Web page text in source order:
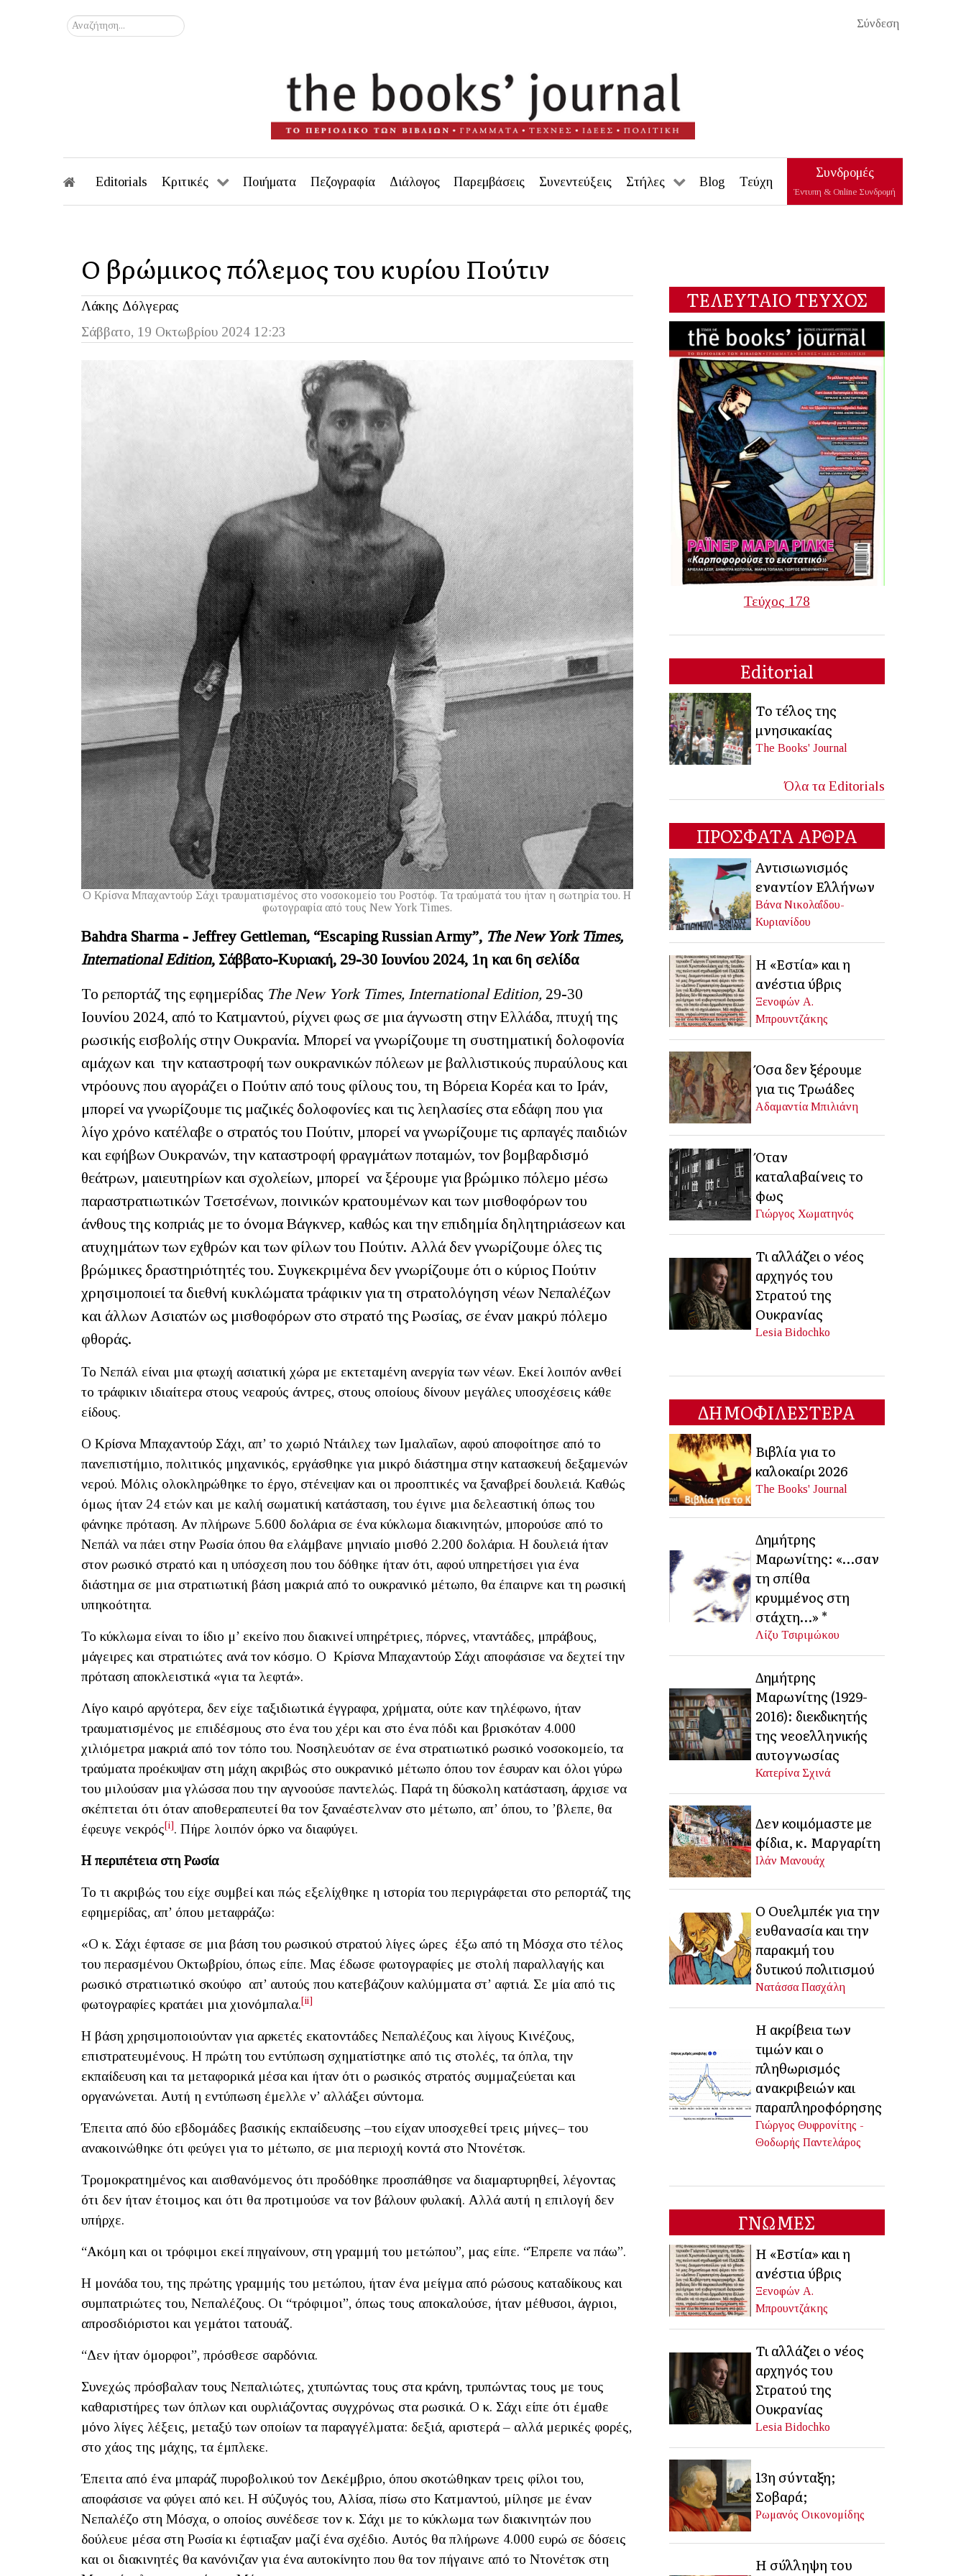
Σύνδεση
Αναζήτηση...
Editorials Κριτικές Ποιήματα Πεζογραφία Διάλογος Παρεμβάσεις Συνεντεύξεις Στήλες Blog Τεύχη
Συνδρομές
Έντυπη & Online Συνδρομή
Ο βρώμικος πόλεμος του κυρίου Πούτιν
Λάκης Δόλγερας
Σάββατο, 19 Οκτωβρίου 2024 12:23
Ο Κρίσνα Μπαχαντούρ Σάχι τραυματισμένος στο νοσοκομείο του Ροστόφ. Τα τραύματά του ήταν η σωτηρία του. Η
φωτογραφία από τους Νew York Times.
Bahdra Sharma - Jeffrey Gettleman, “Escaping Russian Army”, The New York Times,
International Edition, Σάββατο-Κυριακή, 29-30 Ιουνίου 2024, 1η και6η σελίδα
Το ρεπορτάζ της εφημερίδας The New York Times, International Edition, 29-30
Ιουνίου 2024, από το Κατμαντού, ρίχνει φως σε μια άγνωστη στην Ελλάδα, πτυχή της
ρωσικής εισβολής στην Ουκρανία. Μπορεί να γνωρίζουμε τη συστηματική δολοφονία
αμάχων και την καταστροφή των ουκρανικών πόλεων με βαλλιστικούς πυραύλους και
ντρόουνς που αγοράζει ο Πούτιν από τους φίλους του, τη Βόρεια Κορέα και το Ιράν,
μπορεί να γνωρίζουμε τις μαζικές δολοφονίες και τις λεηλασίες στα εδάφη που για
λίγο χρόνο κατέλαβε ο στρατός του Πούτιν, μπορεί να γνωρίζουμε τις αρπαγές παιδιών
και εφήβων Ουκρανών, την καταστροφή φραγμάτων ποταμών, τον βομβαρδισμό
θεάτρων, μαιευτηρίων και σχολείων, μπορεί να ξέρουμε για βρώμικο πόλεμο μέσω
παραστρατιωτικών Τσετσένων, ποινικών κρατουμένων και των μισθοφόρων του
άνθους της κοπριάς με το όνομα Βάγκνερ, καθώς και την επιδημία δηλητηριάσεων και
ατυχημάτων των εχθρών και των φίλων του Πούτιν. Αλλά δεν γνωρίζουμε όλες τις
βρώμικες δραστηριότητές του. Συγκεκριμένα δεν γνωρίζουμε ότι ο κύριος Πούτιν
χρησιμοποιεί τα διεθνή κυκλώματα τράφικιν για τη στρατολόγηση νέων Νεπαλέζων
και άλλων Ασιατών ως μισθοφόρων στο στρατό της Ρωσίας, σε έναν μακρύ πόλεμο
φθοράς.
Το Νεπάλ είναι μια φτωχή ασιατική χώρα με εκτεταμένη ανεργία των νέων. Εκεί λοιπόν ανθεί
το τράφικιν ιδιαίτερα στους νεαρούς άντρες, στους οποίους δίνουν μεγάλες υποσχέσεις κάθε
είδους.
Ο Κρίσνα Μπαχαντούρ Σάχι, απ’ το χωριό Ντάιλεχ των Ιμαλαΐων, αφού αποφοίτησε από το
πανεπιστήμιο, πολιτικός μηχανικός, εργάσθηκε για μικρό διάστημα στην κατασκευή δεξαμενών
νερού. Μόλις ολοκληρώθηκε το έργο, στένεψαν και οι προοπτικές να ξαναβρεί δουλειά. Καθώς
όμως ήταν 24 ετών και με καλή σωματική κατάσταση, του έγινε μια δελεαστική όπως του
φάνηκε πρόταση. Αν πλήρωνε 5.600 δολάρια σε ένα κύκλωμα διακινητών, μπορούσε από το
Νεπάλ να πάει στην Ρωσία όπου θα ελάμβανε μηνιαίο μισθό 2.200 δολάρια. Η δουλειά ήταν
στον ρωσικό στρατό και η υπόσχεση που του δόθηκε ήταν ότι, αφού υπηρετήσει για ένα
διάστημα σε μια στρατιωτική βάση μακριά από το ουκρανικό μέτωπο, θα έπαιρνε και τη ρωσική
υπηκοότητα.
Το κύκλωμα είναι το ίδιο μ’ εκείνο που διακινεί υπηρέτριες, πόρνες, νταντάδες, μπράβους,
μάγειρες και στρατιώτες ανά τον κόσμο. Ο Κρίσνα Μπαχαντούρ Σάχι αποφάσισε να δεχτεί την
πρόταση αποκλειστικά «για τα λεφτά».
Λίγο καιρό αργότερα, δεν είχε ταξιδιωτικά έγγραφα, χρήματα, ούτε καν τηλέφωνο, ήταν
τραυματισμένος με επιδέσμους στο ένα του χέρι και στο ένα πόδι και βρισκόταν 4.000
χιλιόμετρα μακριά από τον τόπο του. Νοσηλευόταν σε ένα στρατιωτικό ρωσικό νοσοκομείο, τα
τραύματα προέκυψαν στη μάχη ακριβώς στο ουκρανικό μέτωπο όπου τον έσυραν και όλοι γύρω
του μιλούσαν μια γλώσσα που την αγνοούσε παντελώς. Παρά τη δύσκολη κατάσταση, άρχισε να
σκέπτεται ότι όταν αποθεραπευτεί θα τον ξαναέστελναν στο μέτωπο, απ’ όπου, το ’βλεπε, θα
έφευγε νεκρός[i]. Πήρε λοιπόν όρκο να διαφύγει.
Η περιπέτεια στη Ρωσία
Το τι ακριβώς του είχε συμβεί και πώς εξελίχθηκε η ιστορία του περιγράφεται στο ρεπορτάζ της
εφημερίδας, απ’ όπου μεταφράζω:
«Ο κ. Σάχι έφτασε σε μια βάση του ρωσικού στρατού λίγες ώρες έξω από τη Μόσχα στο τέλος
του περασμένου Οκτωβρίου, όπως είπε. Μας έδωσε φωτογραφίες με στολή παραλλαγής και
ρωσικό στρατιωτικό σκούφο απ’ αυτούς που κατεβάζουν καλύμματα στ’ αφτιά. Σε μία από τις
φωτογραφίες κρατάει μια χιονόμπαλα.[ii]
Η βάση χρησιμοποιούνταν για αρκετές εκατοντάδες Νεπαλέζους και λίγους Κινέζους,
επιστρατευμένους. Η πρώτη του εντύπωση σχηματίστηκε από τις στολές, τα όπλα, την
εκπαίδευση και τα μεταφορικά μέσα και ήταν ότι ο ρωσικός στρατός συμμαζεύεται και
οργανώνεται. Αυτή η εντύπωση έμελλε ν’ αλλάξει σύντομα.
Έπειτα από δύο εβδομάδες βασικής εκπαίδευσης –του είχαν υποσχεθεί τρεις μήνες– του
ανακοινώθηκε ότι φεύγει για το μέτωπο, σε μια περιοχή κοντά στο Ντονέτσκ.
Τρομοκρατημένος και αισθανόμενος ότι προδόθηκε προσπάθησε να διαμαρτυρηθεί, λέγοντας
ότι δεν ήταν έτοιμος και ότι θα προτιμούσε να τον βάλουν φυλακή. Αλλά αυτή η επιλογή δεν
υπήρχε.
“Ακόμη και οι τρόφιμοι εκεί πηγαίνουν, στη γραμμή του μετώπου”, μας είπε. “Έπρεπε να πάω”.
Η μονάδα του, της πρώτης γραμμής του μετώπου, ήταν ένα μείγμα από ρώσους καταδίκους και
συμπατριώτες του, Νεπαλέζους. Οι “τρόφιμοι”, όπως τους αποκαλούσε, ήταν μέθυσοι, άγριοι,
απροσδιόριστοι και γεμάτοι τατουάζ.
“Δεν ήταν όμορφοι”, πρόσθεσε σαρδόνια.
Συνεχώς πρόσβαλαν τους Νεπαλιώτες, χτυπώντας τους στα κράνη, τρυπώντας τους με τους
καθαριστήρες των όπλων και ουρλιάζοντας συγχρόνως στα ρωσικά. Ο κ. Σάχι είπε ότι έμαθε
μόνο λίγες λέξεις, μεταξύ των οποίων τα παραγγέλματα: δεξιά, αριστερά – αλλά μερικές φορές,
στο χάος της μάχης, τα έμπλεκε.
Έπειτα από ένα μπαράζ πυροβολικού τον Δεκέμβριο, όπου σκοτώθηκαν τρεις φίλοι του,
αποφάσισε να φύγει από κει. Η σύζυγός του, Αλίσα, πίσω στο Κατμαντού, μίλησε με έναν
Νεπαλέζο στη Μόσχα, ο οποίος συνέδεσε τον κ. Σάχι με το κύκλωμα των διακινητών που
δούλευε μέσα στη Ρωσία κι έφτιαξαν μαζί ένα σχέδιο. Αυτός θα πλήρωνε 4.000 ευρώ σε δόσεις
και οι διακινητές θα κανόνιζαν για ένα αυτοκίνητο που θα τον πήγαινε από το Ντονέτσκ στη
ΤΕΛΕΥΤΑΙΟ ΤΕΥΧΟΣ
Τεύχος 178
Editorial
Το τέλος της
μνησικακίας
The Books' Journal
Όλα τα Editorials
ΠΡΟΣΦΑΤΑ ΑΡΘΡΑ
Αντισιωνισμός
εναντίον Ελλήνων
Βάνα Νικολαΐδου-
Κυριανίδου
Η «Εστία» και η
ανέστια ύβρις
Ξενοφών Α.
Μπρουντζάκης
Όσα δεν ξέρουμε
για τις Τρωάδες
Αδαμαντία Μπιλιάνη
Όταν
καταλαβαίνεις το
φως
Γιώργος Χωματηνός
Τι αλλάζει ο νέος
αρχηγός του
Στρατού της
Ουκρανίας
Lesia Bidochko
ΔΗΜΟΦΙΛΕΣΤΕΡΑ
Βιβλία για το
καλοκαίρι 2026
The Books' Journal
Δημήτρης
Μαρωνίτης: «…σαν
τη σπίθα
κρυμμένος στη
στάχτη…» *
Λίζυ Τσιριμώκου
Δημήτρης
Μαρωνίτης (1929-
2016): διεκδικητής
της νεοελληνικής
αυτογνωσίας
Κατερίνα Σχινά
Δεν κοιμόμαστε με
φίδια, κ. Μαργαρίτη
Ιλάν Μανουάχ
Ο Ουελμπέκ για την
ευθανασία και την
παρακμή του
δυτικού πολιτισμού
Νατάσσα Πασχάλη
Η ακρίβεια των
τιμών και ο
πληθωρισμός
ανακριβειών και
παραπληροφόρησης
Γιώργος Θυφρονίτης -
Θοδωρής Παντελάρος
ΓΝΩΜΕΣ
Η «Εστία» και η
ανέστια ύβρις
Ξενοφών Α.
Μπρουντζάκης
Τι αλλάζει ο νέος
αρχηγός του
Στρατού της
Ουκρανίας
Lesia Bidochko
13η σύνταξη;
Σοβαρά;
Ρωμανός Οικονομίδης
Η σύλληψη του